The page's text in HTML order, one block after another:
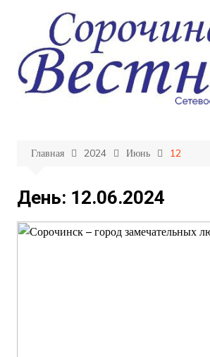
содержимому
Главная 2024 Июнь 12
День: 12.06.2024